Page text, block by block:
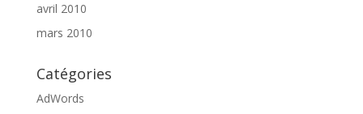
avril 2010
mars 2010
Catégories
AdWords